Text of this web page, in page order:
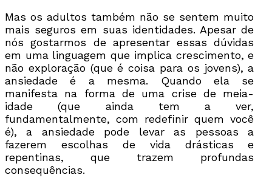
Mas os adultos também não se sentem muito
mais seguros em suas identidades. Apesar de
nós gostarmos de apresentar essas dúvidas
em uma linguagem que implica crescimento, e
não exploração (que é coisa para os jovens), a
ansiedade é a mesma. Quando ela se
manifesta na forma de uma crise de meia-
idade (que ainda tem a ver,
fundamentalmente, com redefinir quem você
é), a ansiedade pode levar as pessoas a
fazerem escolhas de vida drásticas e
repentinas, que trazem profundas
consequências.